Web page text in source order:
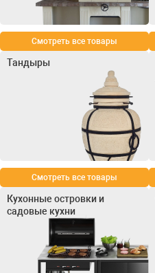
Смотреть все товары
Тандыры
Смотреть все товары
Кухонные островки и
садовые кухни